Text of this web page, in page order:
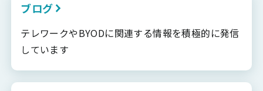
ブログ
テレワークやBYODに関連する情報を積極的に発信
しています